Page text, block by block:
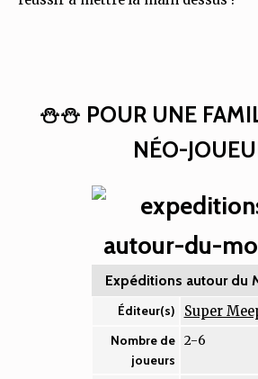
⛄⛄ POUR UNE
NÉO-
Expéditions autour du
Éditeur(s) Super
Nombre de
joueurs
2-6